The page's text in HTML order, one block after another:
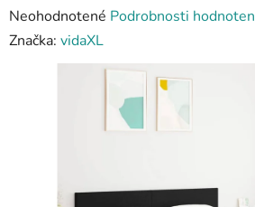
Priemerné
hodnotenie
produktu
Neohodnotené Podrobnosti
Značka: vidaXL